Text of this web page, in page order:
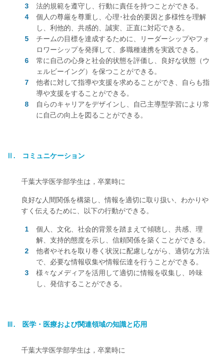
法的規範を遵守し、行動に責任を持つことができる。
個人の尊厳を尊重し、心理･社会的要因と多様性を理解
し、利他的、共感的、誠実、正直に対応できる。
チームの目標を達成するために、リーダーシップやフォ
ロワーシップを発揮して、多職種連携を実践できる。
常に自己の心身と社会的状態を評価し、良好な状態（ウ
ェルビーイング）を保つことができる。
他者に対して指導や支援を求めることができ、自らも指
導や支援をすることができる。
自らのキャリアをデザインし、自己主導型学習により常
に自己の向上を図ることができる。
Ⅱ. コミュニケーション
千葉大学医学部学生は，卒業時に
良好な人間関係を構築し、情報を適切に取り扱い、わかりや
すく伝えるために、以下の行動ができる。
個人、文化、社会的背景を踏まえて傾聴し、共感、理
解、支持的態度を示し、信頼関係を築くことができる。
他者やそれを取り巻く状況に配慮しながら、適切な方法
で、必要な情報収集や情報伝達を行うことができる。
様々なメディアを活用して適切に情報を収集し、吟味
し、発信することができる。
Ⅲ. 医学・医療および関連領域の知識と応用
千葉大学医学部学生は，卒業時に